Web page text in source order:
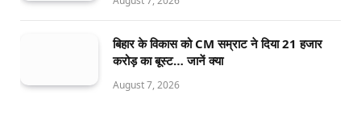
बिहार के विकास को CM सम्राट ने दिया 21 हजार
करोड़ का बूस्ट… जानें क्या
August 7, 2026